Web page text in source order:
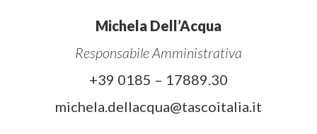
Michela Dell’Acqua
Responsabile Amministrativa
+39 0185 – 17889.30
michela.dellacqua@tascoitalia.it